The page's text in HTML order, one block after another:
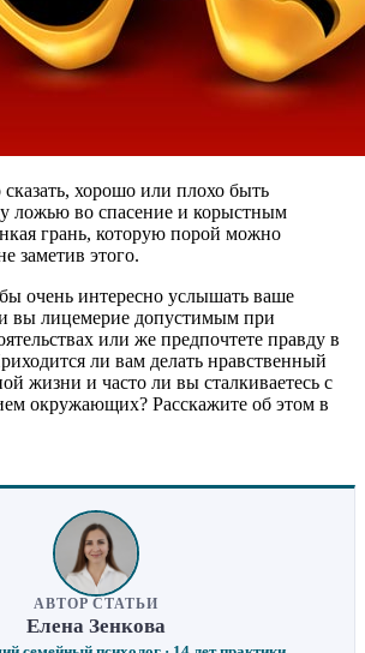
хорошо или плохо быть
ложью во спасение и корыстным
грань, которую порой можно
заметив этого.
очень интересно услышать ваше
вы лицемерие допустимым при
или же предпочтете правду в
ли вам делать нравственный
жизни и часто ли вы сталкиваетесь с
окружающих? Расскажите об этом в
АВТОР СТАТЬИ
Елена Зенкова